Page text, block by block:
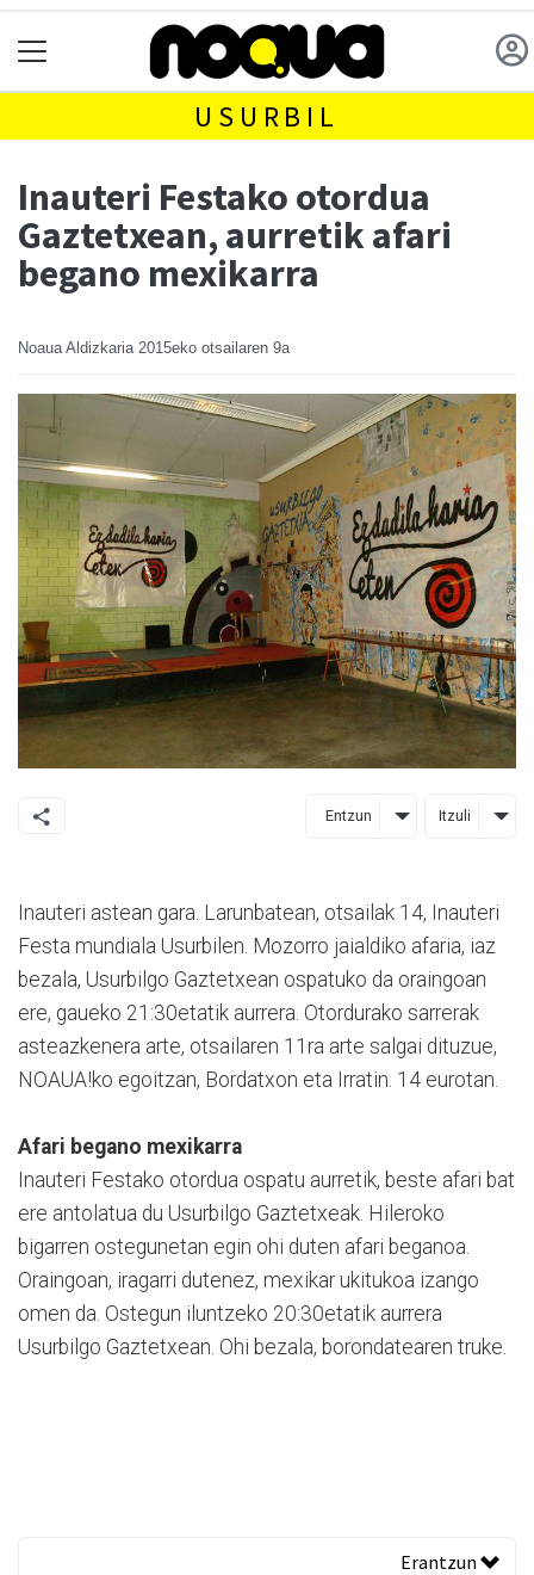
USURBIL
Inauteri Festako otordua
Gaztetxean, aurretik afari
begano mexikarra
Noaua Aldizkaria 2015eko otsailaren 9a
Entzun Itzuli
Inauteri astean gara. Larunbatean, otsailak 14, Inauteri
Festa mundiala Usurbilen. Mozorro jaialdiko afaria, iaz
bezala, Usurbilgo Gaztetxean ospatuko da oraingoan
ere, gaueko 21:30etatik aurrera. Otordurako sarrerak
asteazkenera arte, otsailaren 11ra arte salgai dituzue,
NOAUA!ko egoitzan, Bordatxon eta Irratin. 14 eurotan.
Afari begano mexikarra
Inauteri Festako otordua ospatu aurretik, beste afari bat
ere antolatua du Usurbilgo Gaztetxeak. Hileroko
bigarren ostegunetan egin ohi duten afari beganoa.
Oraingoan, iragarri dutenez, mexikar ukitukoa izango
omen da. Ostegun iluntzeko 20:30etatik aurrera
Usurbilgo Gaztetxean. Ohi bezala, borondatearen truke.
Erantzun